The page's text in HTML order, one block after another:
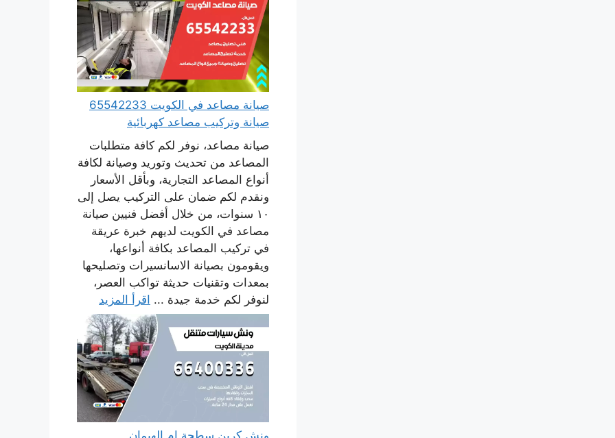
صيانة مصاعد في الكويت 65542233
صيانة وتركيب مصاعد كهربائية
صيانة مصاعد، نوفر لكم كافة متطلبات
المصاعد من تحديث وتوريد وصيانة لكافة
أنواع المصاعد التجارية، وبأقل الأسعار
ونقدم لكم ضمان على التركيب يصل إلى
١٠ سنوات، من خلال أفضل فنيين صيانة
مصاعد في الكويت لديهم خبرة عريقة
في تركيب المصاعد بكافة أنواعها،
ويقومون بصيانة الاسانسيرات وتصليحها
بمعدات وتقنيات حديثة تواكب العصر،
لنوفر لكم خدمة جيدة ... اقرأ المزيد
ونش كرين سطحة ام الهيمان